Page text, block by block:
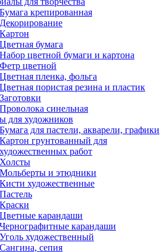
Бумага крепированная
Декорирование
Картон
Цветная бумага
Набор цветной бумаги и картона
Фетр цветной
Цветная пленка, фольга
Цветная пористая резина и пластик
Заготовки
Проволока синельная
для художников
Бумага для пастели, акварели, графики
Картон грунтованный для
художественных работ
Холсты
Мольберты и этюдники
Кисти художественные
Пастель
Краски
Цветные карандаши
Чернографитные карандаши
Уголь художественный
Сангина, сепия